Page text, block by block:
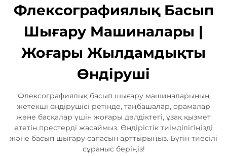
Флексографиялық Басып
Шығару Машиналары |
Жоғары Жылдамдықты
Өндіруші
Флексографиялық басып шығару машиналарының
жетекші өндірушісі ретінде, таңбашалар, орамалар
және басқалар үшін жоғары дәлдіктегі, ұзақ қызмет
ететін престерді жасаймыз. Өндірістік тиімділігіңізді
және басып шығару сапасын арттырыңыз. Бүгін тиесілі
сұраныс беріңіз!